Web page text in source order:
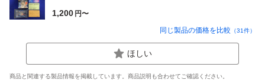
1,200 円〜
同じ製品の価格を比較 （31件）
ほしい
商品と関連する製品情報を掲載しています。商品説明も合わせてご確認ください。